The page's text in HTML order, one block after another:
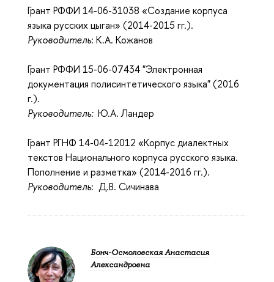
Грант РФФИ 14-06-31038 «Создание корпуса
языка русских цыган» (2014-2015 гг.).
Руководитель: К.А. Кожанов
Грант РФФИ 15-06-07434 "Электронная
документация полисинтетического языка" (2016
г.).
Руководитель: Ю.А. Ландер
Грант РГНФ 14-04-12012 «Корпус диалектных
текстов Национального корпуса русского языка.
Пополнение и разметка» (2014-2016 гг.).
Руководитель: Д.В. Сичинава
Бонч-Осмоловская Анастасия
Александровна